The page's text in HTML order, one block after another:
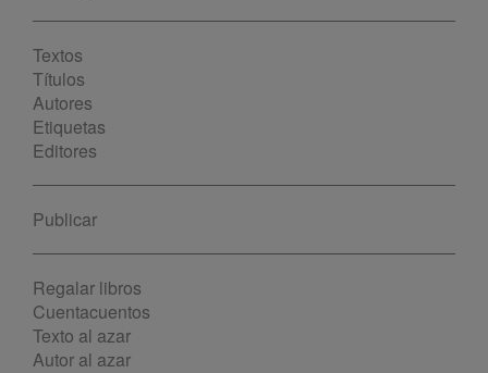
Textos
Títulos
Autores
Etiquetas
Editores
Publicar
Regalar libros
Cuentacuentos
Texto al azar
Autor al azar